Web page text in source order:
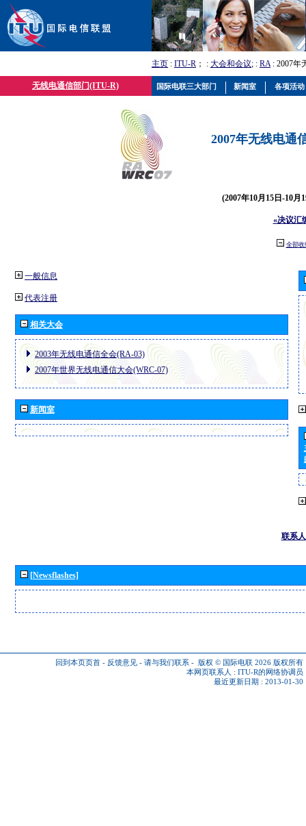
主页 : ITU-R ； : 大会和会议; : RA: 2007年
无线电通信部门(ITU-R)
2007年无线电通
(2007年10月15日-10月
«决议汇
全部收
一般信息
代表注册
相关大会
2003年无线电通信全会(RA-03)
2007年世界无线电通信大会(WRC-07)
新闻室
联系人
[Newsflashes]
回到本页页首 - 反馈意见 - 请与我们联系 - 版权 © 国际电联 2026 版权所有
本网页联系人 : ITU-R的网络协调员
最近更新日期 : 2013-01-30
国际电联三大部门 新闻室 各项活动